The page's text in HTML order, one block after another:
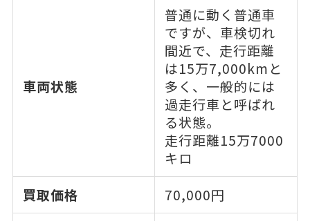
車両状態
普通に動く普通車
ですが、車検切れ
間近で、走行距離
は15万7,000kmと
多く、一般的には
過走行車と呼ばれ
る状態。
走行距離15万7000
キロ
買取価格
70,000円